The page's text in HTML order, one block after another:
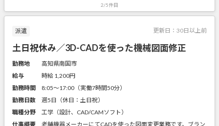
2/5件目
派遣 更新日： 30日以上前
土日祝休み／3D-CADを使った機械図面修正
勤務地
高知県南国市
給与
時給 1,200円
勤務時間
8:05～17:00（実働7時間50分）
勤務日数
週5日（休日：土日祝）
職種分野
工学（設計、CAD/CAMソフト）
仕事概要
老舗機器メーカーにてCADを使った図面変更業務です。ブラン